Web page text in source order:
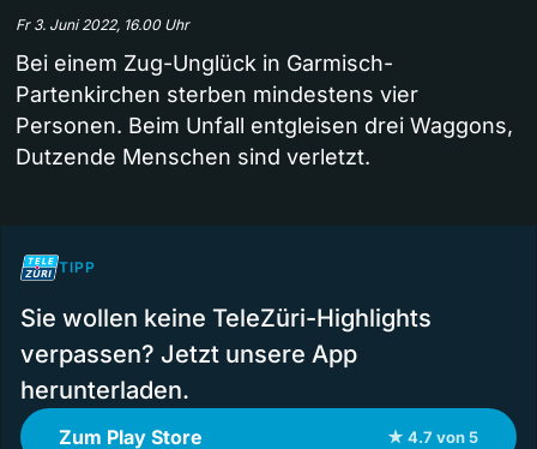
Fr 3. Juni 2022, 16.00 Uhr
Bei einem Zug-Unglück in Garmisch-
Partenkirchen sterben mindestens vier
Personen. Beim Unfall entgleisen drei Waggons,
Dutzende Menschen sind verletzt.
TIPP
Sie wollen keine TeleZüri-Highlights
verpassen? Jetzt unsere App
herunterladen.
Zum Play Store ★ 4.7 von 5